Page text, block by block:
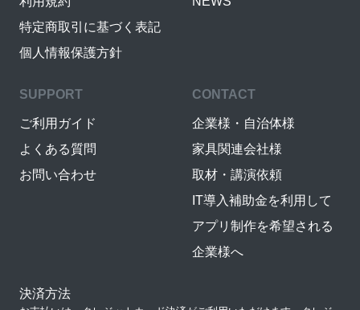
特定商取引に基づく表記
個人情報保護方針
SUPPORT
ご利用ガイド
よくある質問
お問い合わせ
CONTACT
企業様・自治体様
家具関連会社様
取材・講演依頼
IT導入補助金を利用して
アプリ制作を希望される
企業様へ
決済方法